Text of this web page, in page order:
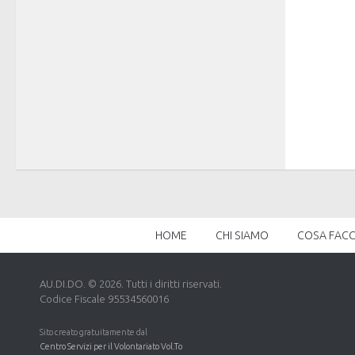
HOME CHI SIAMO COSA
AU.DI.DO. © 2026. Tutti i diritti riservati.
Codice Fiscale 95534560016
Sito creato gratuitamente dal
Centro Servizi per il Volontariato Vol.To